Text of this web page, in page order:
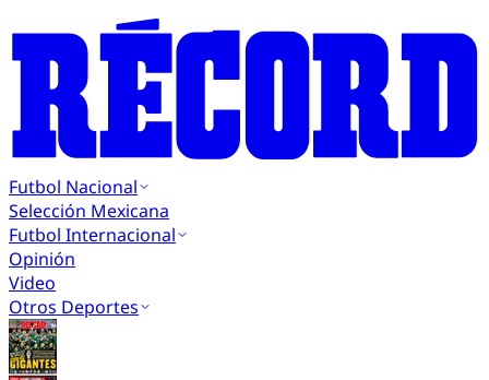
Futbol Nacional
Selección Mexicana
Futbol Internacional
Opinión
Video
Otros Deportes